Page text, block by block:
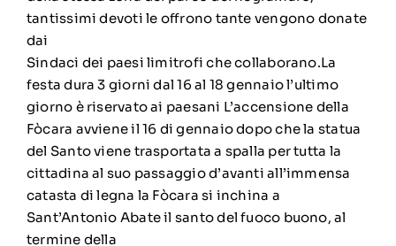
tantissimi devoti le offrono tante vengono donate
dai
Sindaci dei paesi limitrofi che collaborano.La
festa dura 3 giorni dal 16 al 18 gennaio l’ultimo
giorno è riservato ai paesani L’accensione della
Fòcara avviene il 16 di gennaio dopo che la statua
del Santo viene trasportata a spalla per tutta la
cittadina al suo passaggio d’avanti all’immensa
catasta di legna la Fòcara si inchina a
Sant’Antonio Abate il santo del fuoco buono, al
termine della